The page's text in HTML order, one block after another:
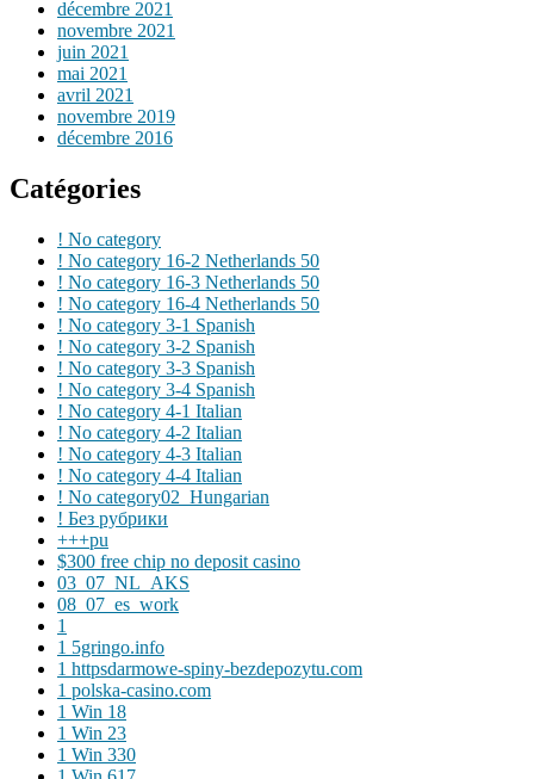
décembre 2021
novembre 2021
juin 2021
mai 2021
avril 2021
novembre 2019
décembre 2016
Catégories
! No category
! No category 16-2 Netherlands 50
! No category 16-3 Netherlands 50
! No category 16-4 Netherlands 50
! No category 3-1 Spanish
! No category 3-2 Spanish
! No category 3-3 Spanish
! No category 3-4 Spanish
! No category 4-1 Italian
! No category 4-2 Italian
! No category 4-3 Italian
! No category 4-4 Italian
! No category02_Hungarian
! Без рубрики
+++pu
$300 free chip no deposit casino
03_07_NL_AKS
08_07_es_work
1
1 5gringo.info
1 httpsdarmowe-spiny-bezdepozytu.com
1 polska-casino.com
1 Win 18
1 Win 23
1 Win 330